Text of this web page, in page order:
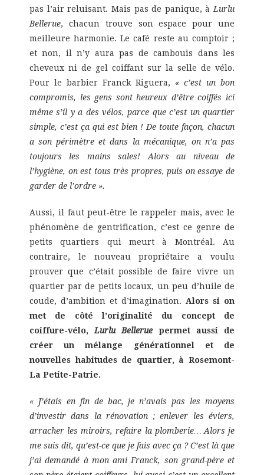
pas l’air reluisant. Mais pas de panique, àLurlu
Bellerue, chacun trouve son espace pour une
meilleure harmonie. Le café reste au comptoir ;
et non, il n’y aura pas de cambouis dans les
cheveux ni de gel coiffant sur la selle de vélo.
Pour le barbier Franck Riguera, « c’est un bon
compromis, les gens sont heureux d’être coiffés ici
même s’il y a des vélos, parce que c’est un quartier
simple, c’est ça qui est bien ! De toute façon, chacun
a son périmètre et dans la mécanique, on n’a pas
toujours les mains sales! Alors au niveau de
l’hygiène, on est tous très propres, puis on essaye de
garder de l’ordre ».
Aussi, il faut peut-être le rappeler mais, avec le
phénomène de gentrification, c’est ce genre de
petits quartiers qui meurt à Montréal. Au
contraire, le nouveau propriétaire a voulu
prouver que c’était possible de faire vivre un
quartier par de petits locaux, un peu d’huile de
coude, d’ambition et d’imagination. Alors si on
met de côté l’originalité du concept de
coiffure-vélo,Lurlu Belleruepermet aussi de
créer un mélange générationnel et de
nouvelles habitudes de quartier, à Rosemont-
La Petite-Patrie.
« J’étais en fin de bac, je n’avais pas les moyens
d’investir dans la rénovation ; enlever les éviers,
arracher les miroirs, refaire la plomberie… Alors je
me suis dit, qu’est-ce que je fais avec ça ? C’est là que
j’ai demandé à mon ami Franck, son grand-père et